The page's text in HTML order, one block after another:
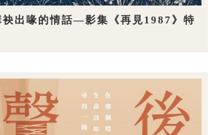
袂出喙的情話—影集《再見1987》特